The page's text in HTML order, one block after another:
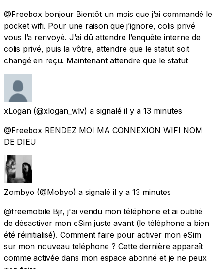
@Freebox bonjour Bientôt un mois que j’ai commandé le
pocket wifi. Pour une raison que j’ignore, colis privé
vous l’a renvoyé. J’ai dû attendre l’enquête interne de
colis privé, puis la vôtre, attendre que le statut soit
changé en reçu. Maintenant attendre que le statut
xLogan (@xlogan_wlv) a signalé il y a 13 minutes
@Freebox RENDEZ MOI MA CONNEXION WIFI NOM
DE DIEU
Zombyo (@Mobyo) a signalé il y a 13 minutes
@freemobile Bjr, j'ai vendu mon téléphone et ai oublié
de désactiver mon eSim juste avant (le téléphone a bien
été réinitialisé). Comment faire pour activer mon eSim
sur mon nouveau téléphone ? Cette dernière apparaît
comme activée dans mon espace abonné et je ne peux